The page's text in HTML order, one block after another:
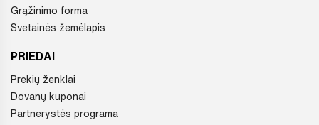
Grąžinimo forma
Svetainės žemėlapis
PRIEDAI
Prekių ženklai
Dovanų kuponai
Partnerystės programa